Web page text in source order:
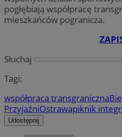
pogłębiają współpracę
mieszkańców pogranicza.
Słuchaj
Tagi:
współpraca transgraniczna
PrzyjaźniOstrawapiknik
Udostępnij